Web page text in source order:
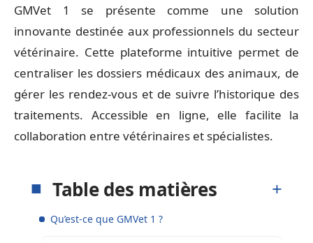
GMVet 1 se présente comme une solution
innovante destinée aux professionnels du secteur
vétérinaire. Cette plateforme intuitive permet de
centraliser les dossiers médicaux des animaux, de
gérer les rendez-vous et de suivre l’historique des
traitements. Accessible en ligne, elle facilite la
collaboration entre vétérinaires et spécialistes.
Table des matières
Qu’est-ce que GMVet 1 ?